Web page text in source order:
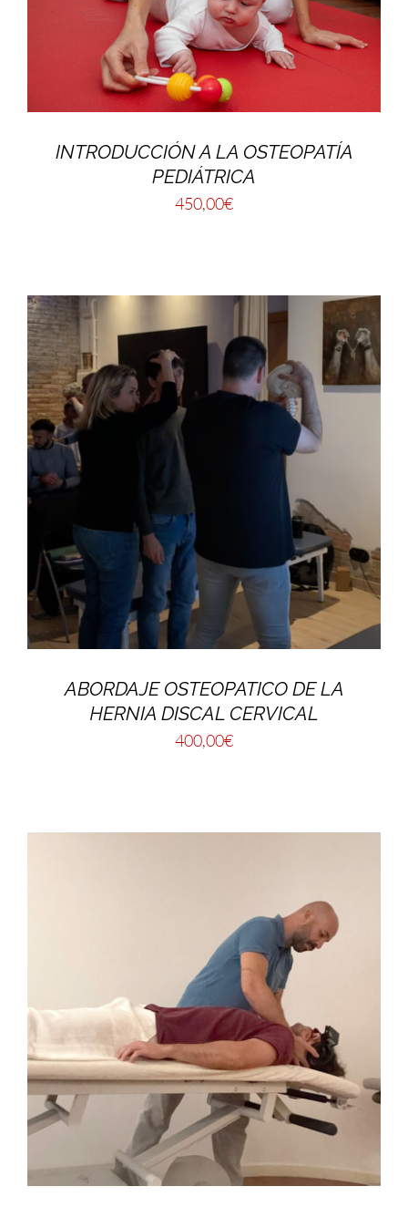
INTRODUCCIÓN A LA OSTEOPATÍA
PEDIÁTRICA
450,00€
ABORDAJE OSTEOPATICO DE LA
HERNIA DISCAL CERVICAL
400,00€